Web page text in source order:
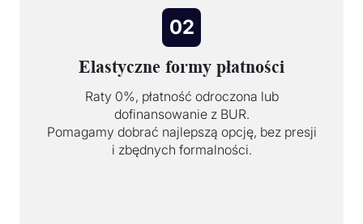
02
Elastyczne formy płatności
Raty 0%, płatność odroczona lub
dofinansowanie z BUR.
Pomagamy dobrać najlepszą opcję, bez presji
i zbędnych formalności.